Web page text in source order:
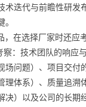
术迭代与前瞻性研发
，在选择厂家时还应
察：技术团队的响应
场问题）、项目交付
理体系）、质量追溯
决）以及公司的长期